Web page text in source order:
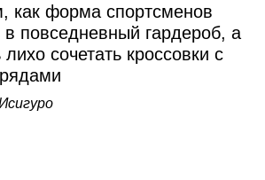
как форма спортсменов
в повседневный гардероб, а
сочетать кроссовки с